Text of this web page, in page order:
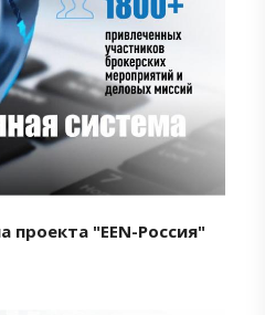
"EEN-Россия"